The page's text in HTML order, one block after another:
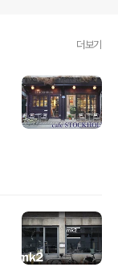
더보기